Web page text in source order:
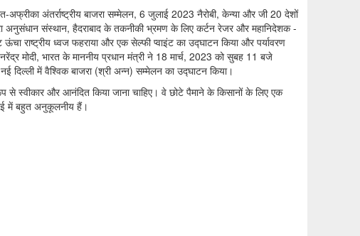
अंतर्राष्ट्रीय बाजरा सम्मेलन, 6 जुलाई 2023 नैरोबी, केन्या और जी 20 देशों
संस्थान, हैदराबाद के तकनीकी भ्रमण के लिए कर्टन रेजर और महानिदेशक -
ध्वज फहराया और एक सेल्फी प्वाइंट का उद्घाटन किया और पर्यावरण
मोदी, भारत के माननीय प्रधान मंत्री ने 18 मार्च, 2023 को सुबह 11 बजे
में वैश्विक बाजरा (श्री अन्न) सम्मेलन का उद्घाटन किया।
स्वीकार और आनंदित किया जाना चाहिए। वे छोटे पैमाने के किसानों के लिए एक
में बहुत अनुकूलनीय हैं।